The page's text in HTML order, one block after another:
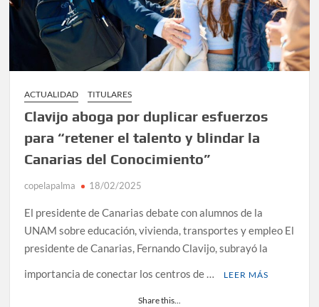
ACTUALIDAD TITULARES
Clavijo aboga por duplicar esfuerzos
para “retener el talento y blindar la
Canarias del Conocimiento”
copelapalma 18/02/2025
El presidente de Canarias debate con alumnos de la
UNAM sobre educación, vivienda, transportes y empleo El
presidente de Canarias, Fernando Clavijo, subrayó la
importancia de conectar los centros de …
LEER MÁS
Share this...